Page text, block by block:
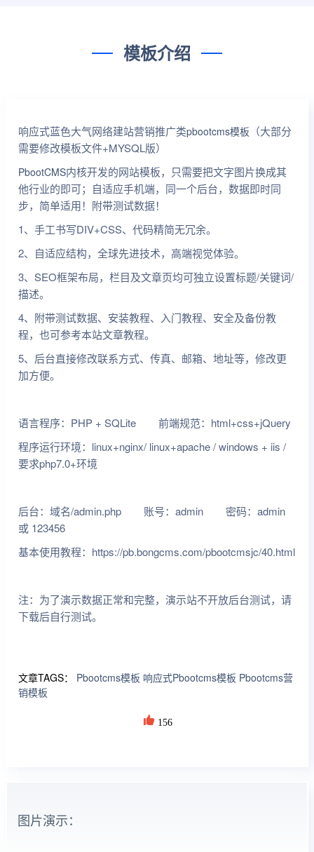
模板介绍
响应式蓝色大气网络建站营销推广类pbootcms模板 （大部分
需要修改模板文件+MYSQL版）
PbootCMS内核开发的网站模板，只需要把文字图片换成其
他行业的即可；自适应手机端，同一个后台，数据即时同
步，简单适用！附带测试数据！
1、手工书写DIV+CSS、代码精简无冗余。
2、自适应结构，全球先进技术，高端视觉体验。
3、SEO框架布局，栏目及文章页均可独立设置标题/关键词/
描述。
4、附带测试数据、安装教程、入门教程、安全及备份教
程，也可参考本站文章教程。
5、后台直接修改联系方式、传真、邮箱、地址等，修改更
加方便。
语言程序：PHP + SQLite 前端规范：html+css+jQuery
程序运行环境：linux+nginx/ linux+apache / windows + iis /
要求php7.0+环境
后台：域名/admin.php 账号：admin 密码：admin
或 123456
基本使用教程：https://pb.bongcms.com/pbootcmsjc/40.html
注：为了演示数据正常和完整，演示站不开放后台测试，请
下载后自行测试。
文章TAGS： Pbootcms模板 响应式Pbootcms模板 Pbootcms营
销模板
156
图片演示：